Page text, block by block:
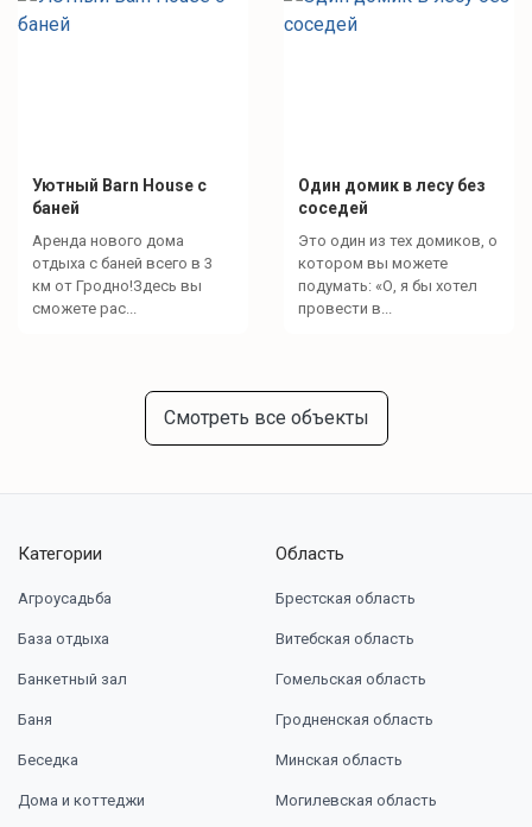
Уютный Barn House с
баней
Аренда нового дома
отдыха с баней всего в 3
км от Гродно!Здесь вы
сможете рас...
Один домик в лесу без
соседей
Это один из тех домиков, о
котором вы можете
подумать: «О, я бы хотел
провести в...
Смотреть все объекты
Категории
Агроусадьба
База отдыха
Банкетный зал
Баня
Беседка
Дома и коттеджи
Область
Брестская область
Витебская область
Гомельская область
Гродненская область
Минская область
Могилевская область